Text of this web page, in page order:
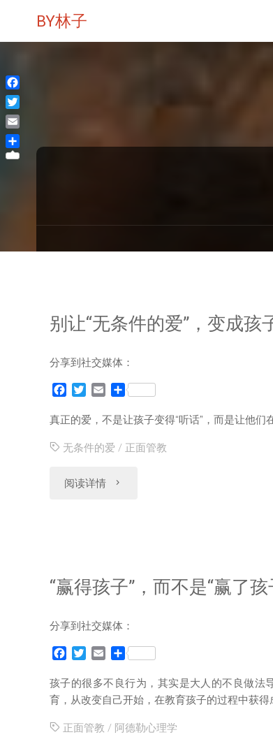
BY林子
别让“无条件的爱”，变成孩
分享到社交媒体：
c
b
k
i
t
a
l
分
真正的爱，不是让孩子变得“听话”，而是让他们
无条件的爱 / 正面管教
阅读详情 "别
条
变
成
“赢得孩子”，而不是“赢了孩
分享到社交媒体：
c
b
o
o
i
t
t
e
r
a
i
l
分
孩子的很多不良行为，其实是大人的不良做法
育，从改变自己开始，在教育孩子的过程中获得
正面管教 / 阿德勒心理学
Facebook
Twitter
Email
分